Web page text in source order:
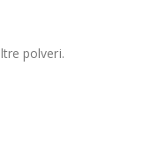
polveri.